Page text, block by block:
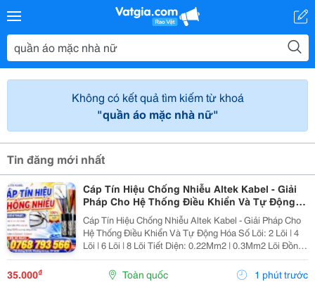
Không có kết quả tìm kiếm từ khoá
"quần áo mặc nhà nữ"
Tin đăng mới nhất
Cáp Tín Hiệu Chống Nhiễu Altek Kabel - Giải
Pháp Cho Hệ Thống Điều Khiển Và Tự Động
Hóa
Cáp Tín Hiệu Chống Nhiễu Altek Kabel - Giải Pháp Cho
Hệ Thống Điều Khiển Và Tự Động Hóa Số Lõi: 2 Lõi | 4
Lõi | 6 Lõi | 8 Lõi Tiết Diện: 0.22Mm2 | 0.3Mm2 Lõi Đồng
100% Có Xi Mạ Chống Oxi Hóa Lưới Dệt Đồng Đan Có
Xi Mạ Chống...
35.000₫ Toàn quốc 1 phút trước